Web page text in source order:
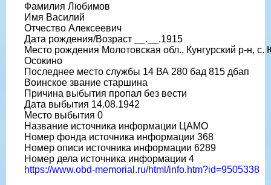
Фамилия Любимов
Имя Василий
Отчество Алексеевич
Дата рождения/Возраст __.__.1915
Место рождения Молотовская обл., Кунгурский р-н, с.
Осокино
Последнее место службы 14 ВА 280 бад 815 дбап
Воинское звание старшина
Причина выбытия пропал без вести
Дата выбытия 14.08.1942
Место выбытия 0
Название источника информации ЦАМО
Номер фонда источника информации 368
Номер описи источника информации 6289
Номер дела источника информации 4
https://www.obd-memorial.ru/html/info.htm?id=9505338